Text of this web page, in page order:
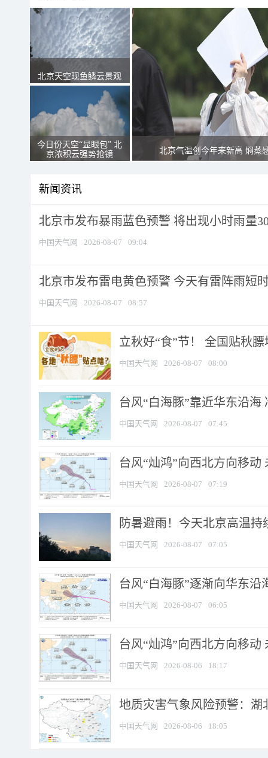
北京天空现鱼鳞云景观
今日份天空“显眼包” 北
京浓积云强势抢镜
北京气温创今年来新高 焖蒸
新闻资讯
北京市发布暴雨蓝色预警 将出现小时雨量
中国天气网 2026-08-07 09:04
北京市发布雷电黄色预警 今天有雷阵雨短
中国天气网 2026-08-07 08:57
立秋好“食”节！ 全国贴秋
中国天气网 2026-08-07 08:00
台风“白海豚”靠近华东沿
中国天气网 2026-08-07 07:45
台风“灿鸿”向西北方向移动
中国天气网 2026-08-07 07:19
防暑避雨！今天北京高温
中国天气网 2026-08-07 07:05
台风“白海豚”逐渐向华东沿
中国天气网 2026-08-07 06:05
台风“灿鸿”向西北方向移动
中国天气网 2026-08-06 18:17
地质灾害气象风险预警：湖
中国天气网 2026-08-06 18:05